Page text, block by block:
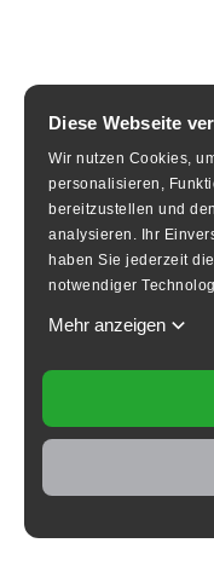
Diese Webseite
Wir nutzen Cookies,
personalisieren,
bereitzustellen und
analysieren.
Ihr
haben Sie jederzeit
notwendiger
Mehr anzeigen